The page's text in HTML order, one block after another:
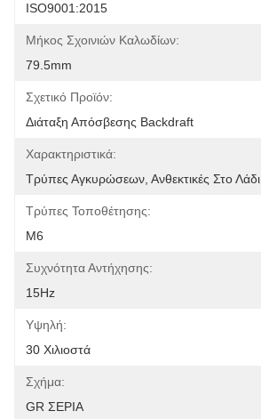
ISO9001:2015
Μήκος Σχοινιών Καλωδίων:
79.5mm
Σχετικό Προϊόν:
Διάταξη Απόσβεσης Backdraft
Χαρακτηριστικά:
Τρύπες Αγκυρώσεων, Ανθεκτικές Στο Λάδι
Τρύπες Τοποθέτησης:
M6
Συχνότητα Αντήχησης:
15Hz
Υψηλή:
30 Χιλιοστά
Σχήμα:
GR ΣΕΡΙΑ